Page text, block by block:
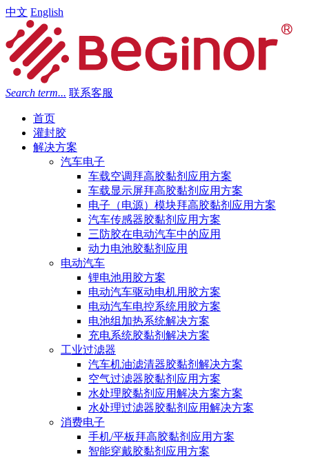
中文 English
Search term... 联系客服
首页
灌封胶
解决方案
汽车电子
车载空调拜高胶黏剂应用方案
车载显示屏拜高胶黏剂应用方案
电子（电源）模块拜高胶黏剂应用方案
汽车传感器胶黏剂应用方案
三防胶在电动汽车中的应用
动力电池胶黏剂应用
电动汽车
锂电池用胶方案
电动汽车驱动电机用胶方案
电动汽车电控系统用胶方案
电池组加热系统解决方案
充电系统胶黏剂解决方案
工业过滤器
汽车机油滤清器胶黏剂解决方案
空气过滤器胶黏剂应用方案
水处理胶黏剂应用解决方案方案
水处理过滤器胶黏剂应用解决方案
消费电子
手机/平板拜高胶黏剂应用方案
智能穿戴胶黏剂应用方案